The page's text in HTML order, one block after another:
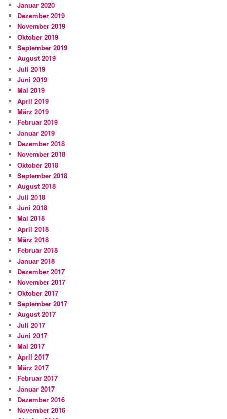
Januar 2020
Dezember 2019
November 2019
Oktober 2019
September 2019
August 2019
Juli 2019
Juni 2019
Mai 2019
April 2019
März 2019
Februar 2019
Januar 2019
Dezember 2018
November 2018
Oktober 2018
September 2018
August 2018
Juli 2018
Juni 2018
Mai 2018
April 2018
März 2018
Februar 2018
Januar 2018
Dezember 2017
November 2017
Oktober 2017
September 2017
August 2017
Juli 2017
Juni 2017
Mai 2017
April 2017
März 2017
Februar 2017
Januar 2017
Dezember 2016
November 2016